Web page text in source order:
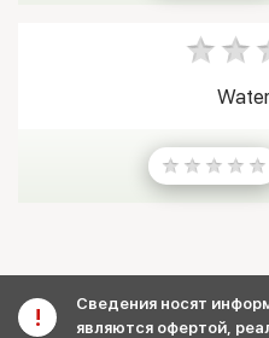
Сведения носят
являются офертой,